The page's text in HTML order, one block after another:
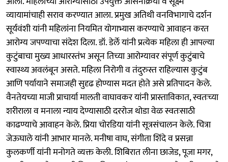
व्यायामांचाही सराव करण्यात आला. प्रमुख अतिथी वनविभागाचे दर्शन
सूर्यवंशी यांनी महिलांना नियमित योगाभ्यास करण्याचे आवाहन करत
आरोग्य जपण्याचा संदेश दिला. डॉ. डेर्ले यांनी प्रत्येक महिला ही आपल्या
कुटुंबाचा मुख्य आधारस्तंभ असून तिच्या आरोग्यावर संपूर्ण कुटुंबाचे
स्वास्थ्य अवलंबून असते. महिला निरोगी व तंदुरुस्त राहिल्यास कुटुंब
आणि पर्यायाने समाजही सुदृढ होण्यास मदत होते असे प्रतिपादन केले.
वैनतेयच्या माजी प्राचार्या मालती वाघावकर यांनी प्रास्ताविकात, स्वतःच्या
शरीराला व मनाला न्याय देण्यासाठी दररोज थोडा वेळ स्वतःसाठी
काढण्याचे आवाहन केले. प्रिया चोरडिया यांनी सूत्रसंचालन केले. चित्रा
जेऊघाले यांनी आभार मानले. मनीषा वाघ, संगीता शिंदे व प्रसन्ना
कुलकर्णी यांनी मनोगते व्यक्त केली. शिबिरात लीना छाजेड, पूजा मगर,